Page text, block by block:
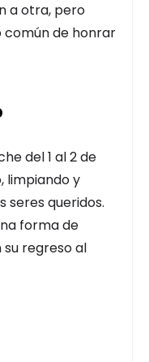
a otra, pero
de honrar
del 1 al 2 de
limpiando y
seres queridos.
forma de
regreso al